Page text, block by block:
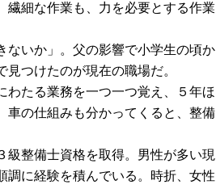
繊細な作業も、力を必要とする作業
いか」。父の影響で小学生の頃か
つけたのが現在の職場だ。
たる業務を一つ一つ覚え、５年ほ
の仕組みも分かってくると、 整備
級整備士資格を取得。男性が多い現
調に経験を積んでいる。時折、女性